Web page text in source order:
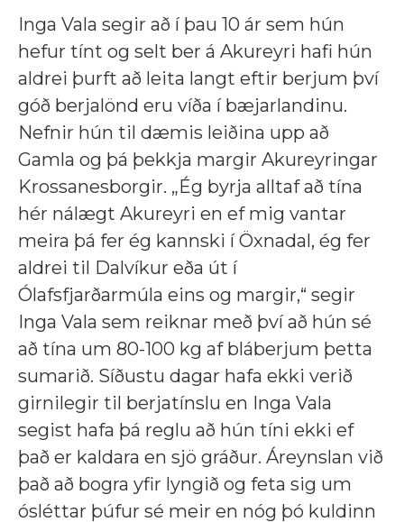
Inga Vala segir að í þau 10 ár sem hún
hefur tínt og selt ber á Akureyri hafi hún
aldrei þurft að leita langt eftir berjum því
góð berjalönd eru víða í bæjarlandinu.
Nefnir hún til dæmis leiðina upp að
Gamla og þá þekkja margir Akureyringar
Krossanesborgir. „Ég byrja alltaf að tína
hér nálægt Akureyri en ef mig vantar
meira þá fer ég kannski í Öxnadal, ég fer
aldrei til Dalvíkur eða út í
Ólafsfjarðarmúla eins og margir,“ segir
Inga Vala sem reiknar með því að hún sé
að tína um 80-100 kg af bláberjum þetta
sumarið. Síðustu dagar hafa ekki verið
girnilegir til berjatínslu en Inga Vala
segist hafa þá reglu að hún tíni ekki ef
það er kaldara en sjö gráður. Áreynslan við
það að bogra yfir lyngið og feta sig um
ósléttar þúfur sé meir en nóg þó kuldinn